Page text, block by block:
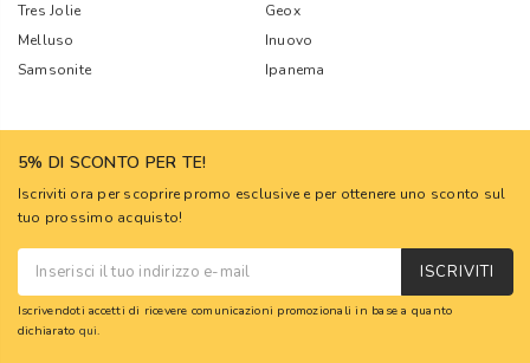
Tres Jolie
Geox
Melluso
Inuovo
Samsonite
Ipanema
5% DI SCONTO PER TE!
Iscriviti ora per scoprire promo esclusive e per ottenere uno sconto sul
tuo prossimo acquisto!
ISCRIVITI
Iscrivendoti accetti di ricevere comunicazioni promozionali in base a quanto
dichiarato qui.